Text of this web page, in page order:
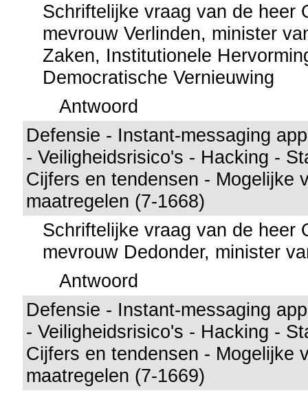
Schriftelijke vraag van de heer
mevrouw Verlinden, minister
Zaken, Institutionele
Democratische Vernieuwing
Antwoord
Defensie - Instant-messaging
- Veiligheidsrisico's - Hacking -
Cijfers en tendensen - Mogelijke
maatregelen (7-1668)
Schriftelijke vraag van de heer
mevrouw Dedonder, minister
Antwoord
Defensie - Instant-messaging
- Veiligheidsrisico's - Hacking -
Cijfers en tendensen - Mogelijke
maatregelen (7-1669)